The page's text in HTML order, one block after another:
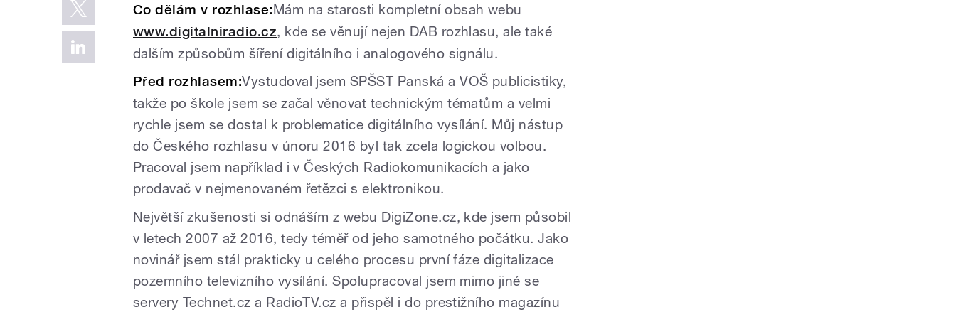
Co dělám v rozhlase:Mám na starosti kompletní obsah webu
www.digitalniradio.cz, kde se věnují nejen DAB rozhlasu, ale také
dalším způsobům šíření digitálního i analogového signálu.
Před rozhlasem:Vystudoval jsem SPŠST Panská a VOŠ publicistiky,
takže po škole jsem se začal věnovat technickým tématům a velmi
rychle jsem se dostal k problematice digitálního vysílání. Můj nástup
do Českého rozhlasu v únoru 2016 byl tak zcela logickou volbou.
Pracoval jsem například i v Českých Radiokomunikacích a jako
prodavač v nejmenovaném řetězci s elektronikou.
Největší zkušenosti si odnáším z webu DigiZone.cz, kde jsem působil
v letech 2007 až 2016, tedy téměř od jeho samotného počátku. Jako
novinář jsem stál prakticky u celého procesu první fáze digitalizace
pozemního televizního vysílání. Spolupracoval jsem mimo jiné se
servery Technet.cz a RadioTV.cz a přispěl i do prestižního magazínu